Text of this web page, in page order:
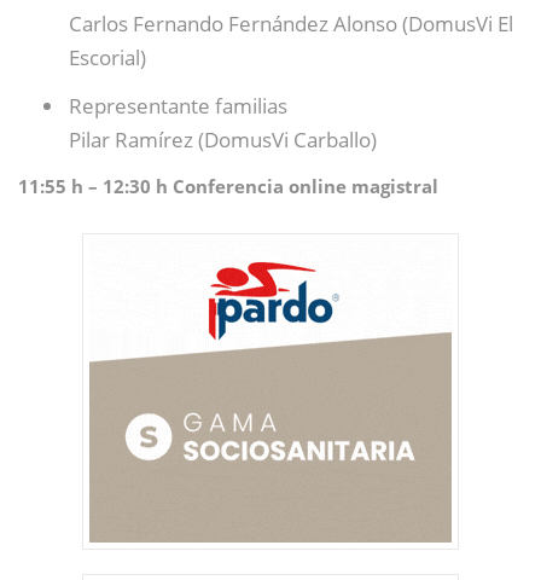
Carlos Fernando Fernández Alonso (DomusVi El
Escorial)
Representante familias
Pilar Ramírez (DomusVi Carballo)
11:55 h – 12:30 h Conferencia online magistral